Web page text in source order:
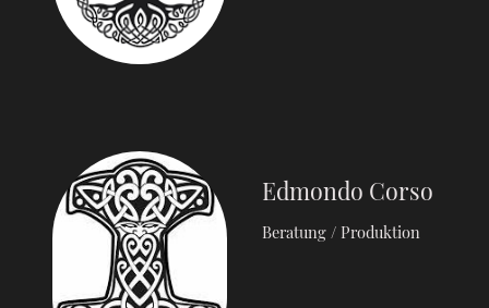
Edmondo Corso
Beratung / Produktion